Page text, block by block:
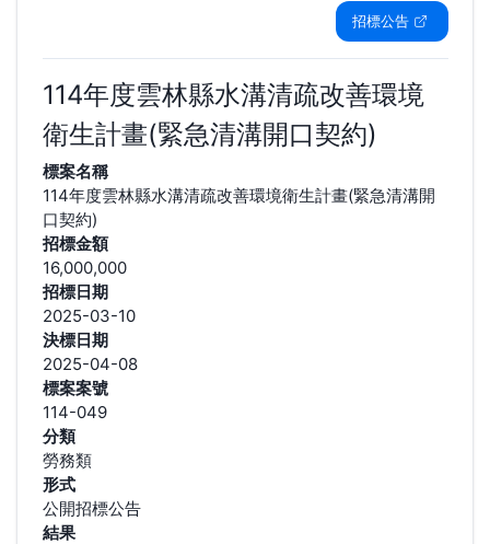
招標公告
114年度雲林縣水溝清疏改善環境
衛生計畫(緊急清溝開口契約)
標案名稱
114年度雲林縣水溝清疏改善環境衛生計畫(緊急清溝開
口契約)
招標金額
16,000,000
招標日期
2025-03-10
決標日期
2025-04-08
標案案號
114-049
分類
勞務類
形式
公開招標公告
結果